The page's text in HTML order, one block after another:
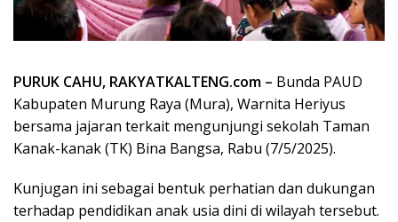
PURUK CAHU, RAKYATKALTENG.com – Bunda PAUD
Kabupaten Murung Raya (Mura), Warnita Heriyus
bersama jajaran terkait mengunjungi sekolah Taman
Kanak-kanak (TK) Bina Bangsa, Rabu (7/5/2025).
Kunjugan ini sebagai bentuk perhatian dan dukungan
terhadap pendidikan anak usia dini di wilayah tersebut.